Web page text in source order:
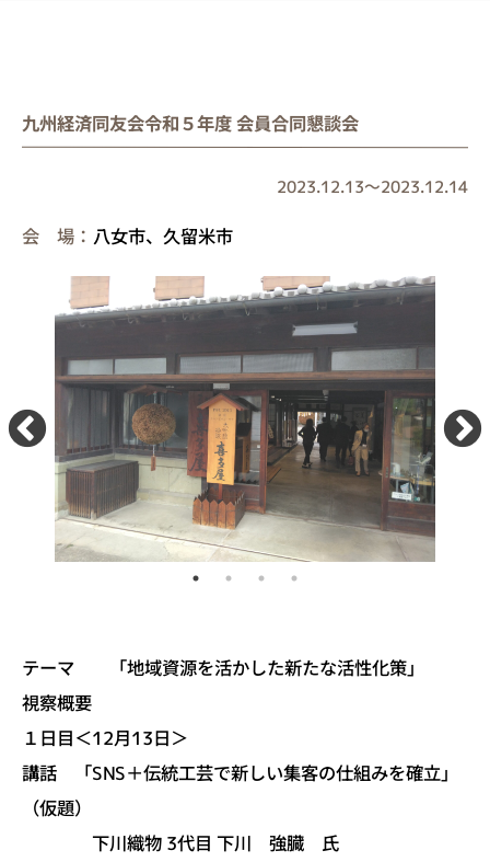
九州経済同友会令和５年度 会員合同懇談会
2023.12.13～2023.12.14
会 場： 八女市、久留米市
テーマ 「地域資源を活かした新たな活性化策」
視察概要
１日目＜12月13日＞
講話 「SNS＋伝統工芸で新しい集客の仕組みを確立」
（仮題）
下川織物 3代目 下川 強臓 氏